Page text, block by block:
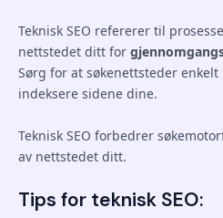
Teknisk SEO refererer til
nettstedet ditt for
Sørg for at søkenettsteder
indeksere sidene dine.
Teknisk SEO forbedrer
av nettstedet ditt.
Tips for teknisk SEO: